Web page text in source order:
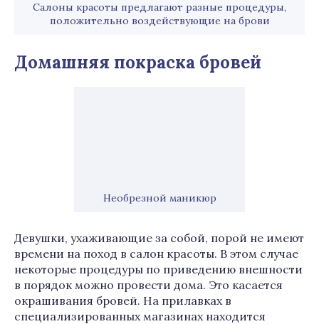
Салоны красоты предлагают разные процедуры,
положительно воздействующие на брови
Домашняя покраска бровей
Необрезной маникюр
Девушки, ухаживающие за собой, порой не имеют
времени на поход в салон красоты. В этом случае
некоторые процедуры по приведению внешности
в порядок можно провести дома. Это касается
окрашивания бровей. На прилавках в
специализированных магазинах находится